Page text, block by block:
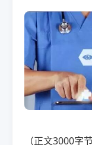
（正文3000字